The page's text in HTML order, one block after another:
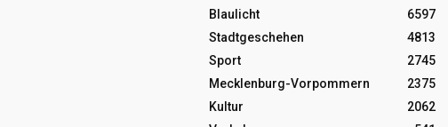
Blaulicht
6597
Stadtgeschehen
4813
Sport
2745
Mecklenburg-Vorpommern
2375
Kultur
2062